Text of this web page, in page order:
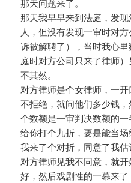
那天问题来了。
那天我早早来到法庭，发
人，但没有发现一审时对
诉被解聘了），当时我心
庭时对方公司只来了律师
不其然。
对方律师是个女律师，一
不拒绝，就问他们多少钱
个数额是一审判决数额的
给你打个九折，要是能当
我来了个对折，同意了我估
对方律师见我不同意，就
好，然后戏剧性的一幕来